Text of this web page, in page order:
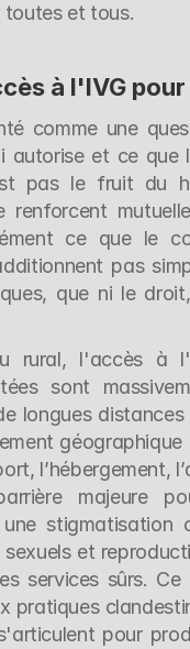
toutes et tous.
à l'IVG
comme une
et ce que
pas le fruit du
ce que le
pas
que ni le
rural, l'accès à
sont
longues
l’hébergement,
majeure
stigmatisation
et
services sûrs.
pratiques
pour